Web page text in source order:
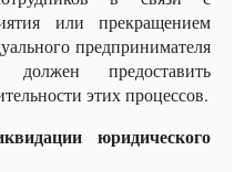
или прекращением
предпринимателя
предоставить
этих процессов.
юридического